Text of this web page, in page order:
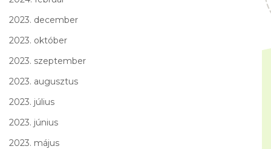
2023. december
2023. október
2023. szeptember
2023. augusztus
2023. július
2023. június
2023. május